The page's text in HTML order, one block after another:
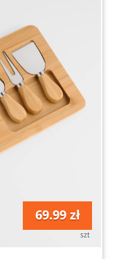
69.99 zł
szt